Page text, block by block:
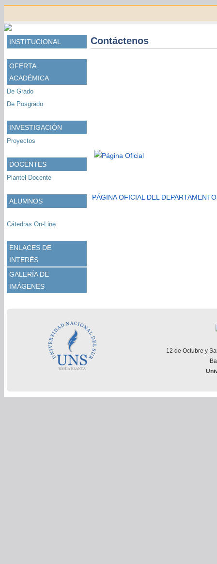
INSTITUCIONAL
OFERTA
ACADÉMICA
De Grado
De Posgrado
INVESTIGACIÓN
Proyectos
DOCENTES
Plantel Docente
ALUMNOS
Cátedras On-Line
ENLACES DE
INTERÉS
GALERÍA DE
IMÁGENES
Contáctenos
PÁGINA OFICIAL DEL
12 de Octubre y